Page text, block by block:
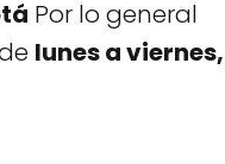
Por lo general
lunes a viernes,